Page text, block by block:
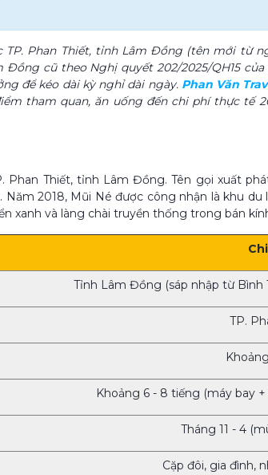
Phan Thiết, tỉnh Lâm Đồng (tên mới từ
cũ theo Nghị quyết 202/2025/QH15
để kéo dài kỳ nghỉ dài ngày. Phan Văn
tham quan, ăn uống đến chi phí thực tế
Phan Thiết, tỉnh Lâm Đồng. Tên gọi xuất
Năm 2018, Mũi Né được công nhận là khu
xanh và làng chài truyền thống trong bán
Tỉnh Lâm Đồng (sáp nhập từ
TP.
Khoảng 6 - 8 tiếng (máy bay +
Tháng 11 - 4
Cặp đôi, gia đình,